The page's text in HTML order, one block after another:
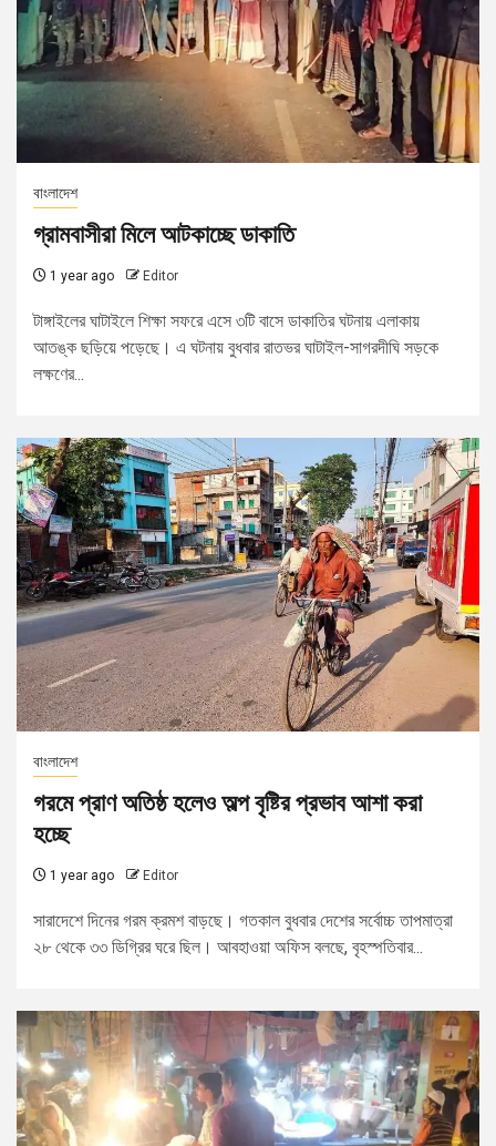
বাংলাদেশ
গ্রামবাসীরা মিলে আটকাচ্ছে ডাকাতি
1 year ago Editor
টাঙ্গাইলের ঘাটাইলে শিক্ষা সফরে এসে ৩টি বাসে ডাকাতির ঘটনায় এলাকায়
আতঙ্ক ছড়িয়ে পড়েছে। এ ঘটনায় বুধবার রাতভর ঘাটাইল-সাগরদীঘি সড়কে
লক্ষণের...
বাংলাদেশ
গরমে প্রাণ অতিষ্ঠ হলেও অল্প বৃষ্টির প্রভাব আশা করা
হচ্ছে
1 year ago Editor
সারাদেশে দিনের গরম ক্রমশ বাড়ছে। গতকাল বুধবার দেশের সর্বোচ্চ তাপমাত্রা
২৮ থেকে ৩৩ ডিগ্রির ঘরে ছিল। আবহাওয়া অফিস বলছে, বৃহস্পতিবার...